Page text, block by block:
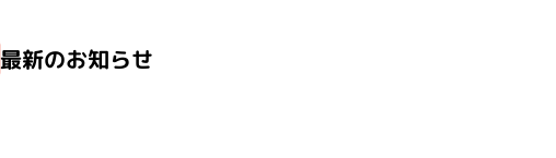
最新のお知らせ